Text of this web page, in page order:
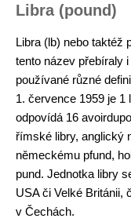
Libra (pound)
Libra (lb) nebo taktéž
tento název přebíraly
používané různé
1. července 1959 je 1
odpovídá 16
římské libry, anglický
německému pfund,
pund. Jednotka libry
USA či Velké Británii,
v Čechách.